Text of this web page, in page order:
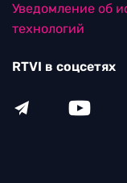
Уведомление об
технологий
RTVI в соцсетях